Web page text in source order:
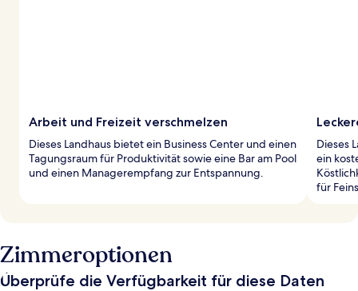
Arbeit und Freizeit verschmelzen
Dieses Landhaus bietet ein Business Center und einen
Tagungsraum für Produktivität sowie eine Bar am Pool
und einen Managerempfang zur Entspannung.
Dieses
ein
für
Zimmeroptionen
Überprüfe die Verfügbarkeit für diese Daten